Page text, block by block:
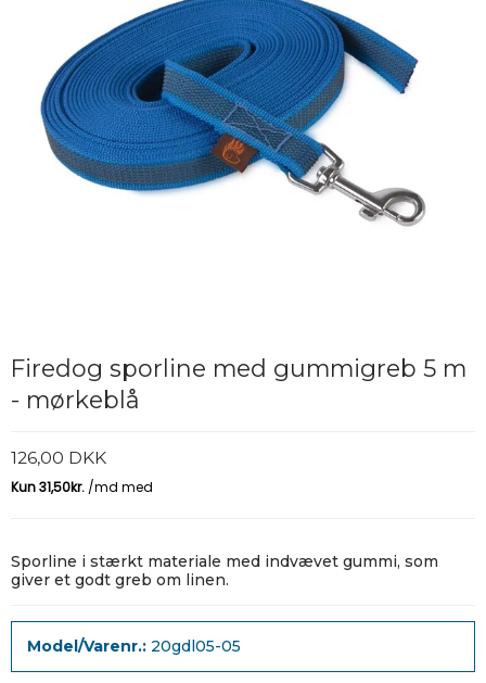
Firedog sporline med gummigreb 5 m
- mørkeblå
126,00 DKK
Sporline i stærkt materiale med indvævet gummi, som
giver et godt greb om linen.
Model/Varenr.: 20gdl05-05